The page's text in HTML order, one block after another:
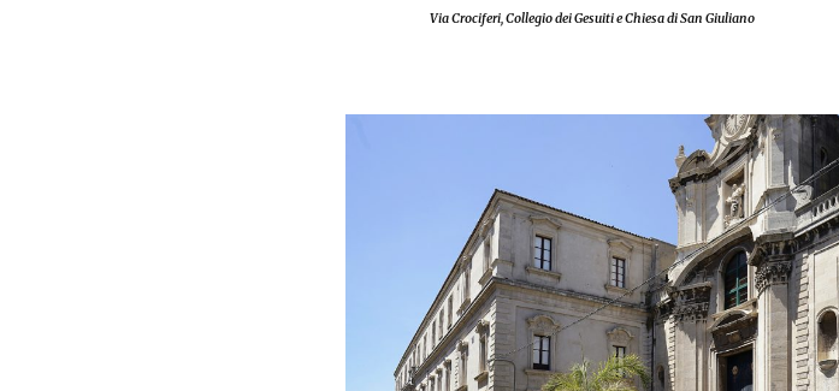
Via Crociferi, Collegio dei Gesuiti e Chiesa di San Giuliano